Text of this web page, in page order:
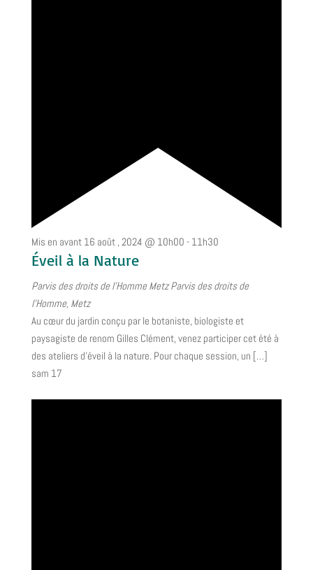
Mis en avant 16 août , 2024 @ 10h00 - 11h30
Éveil à la Nature
Parvis des droits de l'Homme MetzParvis des droits de
l'Homme, Metz
Au cœur du jardin conçu par le botaniste, biologiste et
paysagiste de renom Gilles Clément, venez participer cet été à
des ateliers d'éveil à la nature. Pour chaque session, un […]
sam 17